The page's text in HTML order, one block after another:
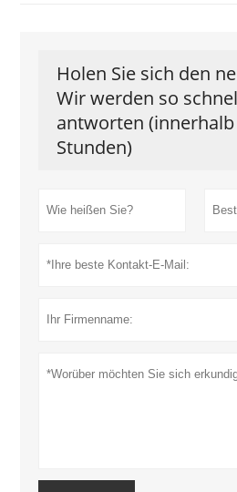
Holen Sie sich den
Wir werden so
antworten
Stunden)